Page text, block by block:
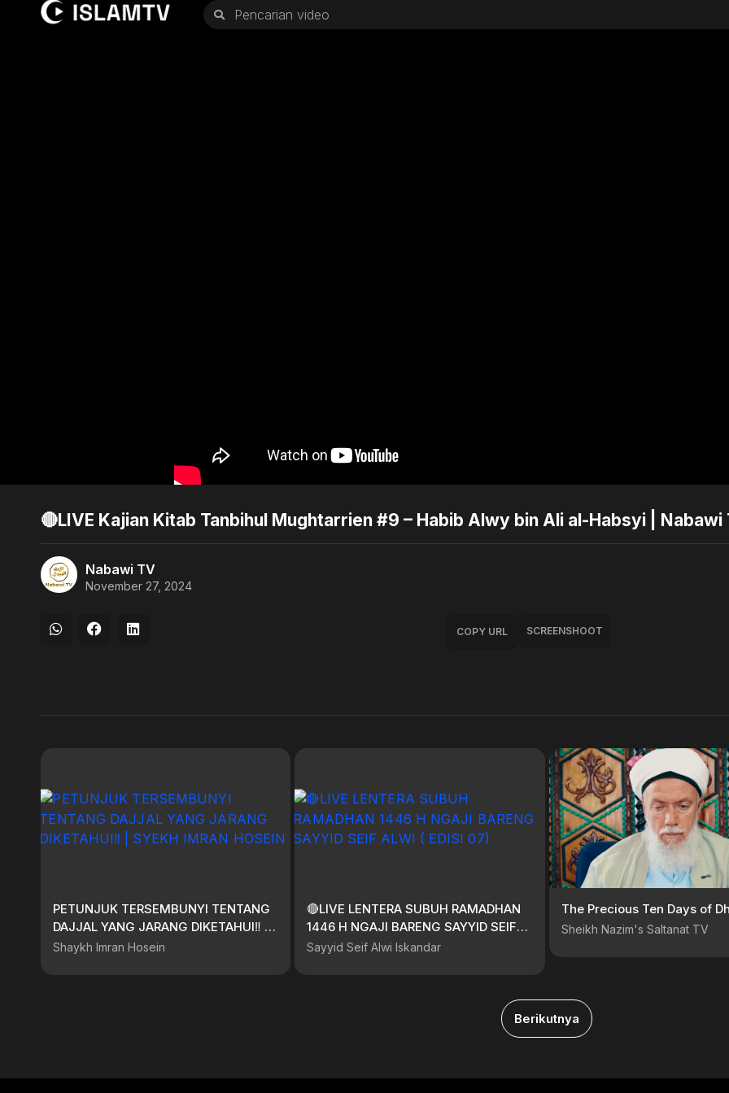
🔴LIVE Kajian Kitab Tanbihul Mughtarrien #9 – Habib Alwy bin Ali al-Habsyi | Nabawi
Nabawi TV
November 27, 2024
COPY URL SCREENSHOOT
PETUNJUK TERSEMBUNYI TENTANG
DAJJAL YANG JARANG DIKETAHUI‼️ |
SYEKH IMRAN HOSEIN
Shaykh Imran Hosein
🔴LIVE LENTERA SUBUH RAMADHAN
1446 H NGAJI BARENG SAYYID SEIF
ALWI ( EDISI 07)
Sayyid Seif Alwi Iskandar
The Precious Ten Days of
Sheikh Nazim's Saltanat TV
Berikutnya